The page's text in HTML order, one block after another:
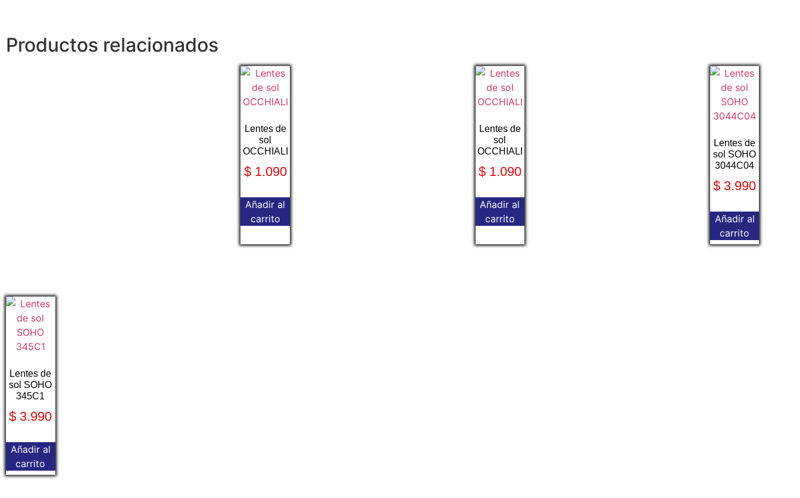
Productos relacionados
Lentes de
sol
OCCHIALI
$1.090
Añadir al
carrito
Lentes de
sol
OCCHIALI
$1.090
Añadir al
carrito
Lentes de
sol SOHO
3044C04
$ 3.990
Añadir al
carrito
Lentes de
sol SOHO
345C1
$ 3.990
Añadir al
carrito